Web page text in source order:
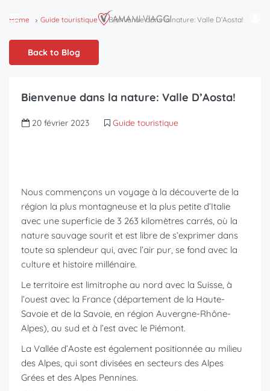
Home Guide touristique Bienvenue dans la nature: Valle D’Aosta!
Back to Blog
Bienvenue dans la nature: Valle D’Aosta!
20 février 2023 Guide touristique
Nous commençons un voyage à la découverte de la
région la plus montagneuse et la plus petite d’Italie
avec une superficie de 3 263 kilomètres carrés, où la
nature sauvage sourit et est libre de s’exprimer dans
toute sa splendeur qui, avec l’air pur, se fond avec la
culture et histoire millénaire.
Le territoire est limitrophe au nord avec la Suisse, à
l’ouest avec la France (département de la Haute-
Savoie et de la Savoie, en région Auvergne-Rhône-
Alpes), au sud et à l’est avec le Piémont.
La Vallée d’Aoste est également positionnée au milieu
des Alpes, qui sont divisées en secteurs des Alpes
Grées et des Alpes Pennines.